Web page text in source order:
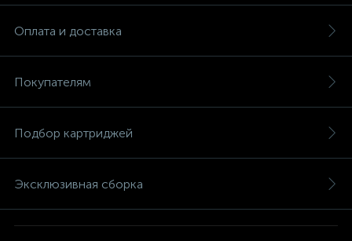
Оплата и доставка
Покупателям
Подбор картриджей
Эксклюзивная сборка